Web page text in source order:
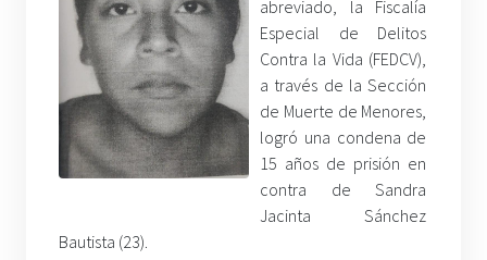
abreviado, la Fiscalía
Especial de Delitos
Contra la Vida (FEDCV),
a través de la Sección
de Muerte de Menores,
logró una condena de
15 años de prisión en
contra de Sandra
Jacinta Sánchez
Bautista (23).